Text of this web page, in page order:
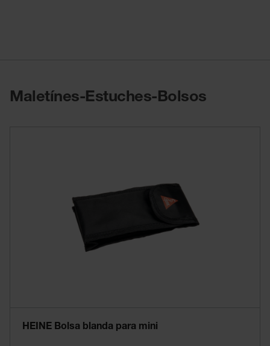
Maletínes-Estuches-Bolsos
HEINE Bolsa blanda para mini